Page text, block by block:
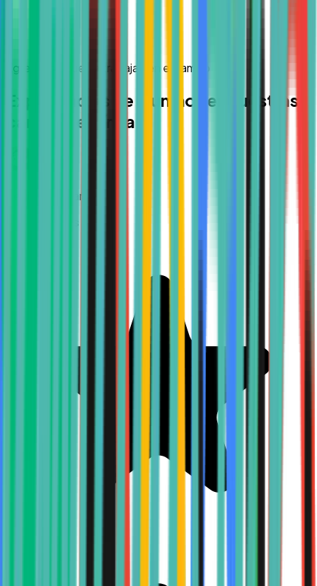
Egresados que ya trabajan en el campo
Experiencias de alumnos en nuestras
carreras en línea
Regina Salazar